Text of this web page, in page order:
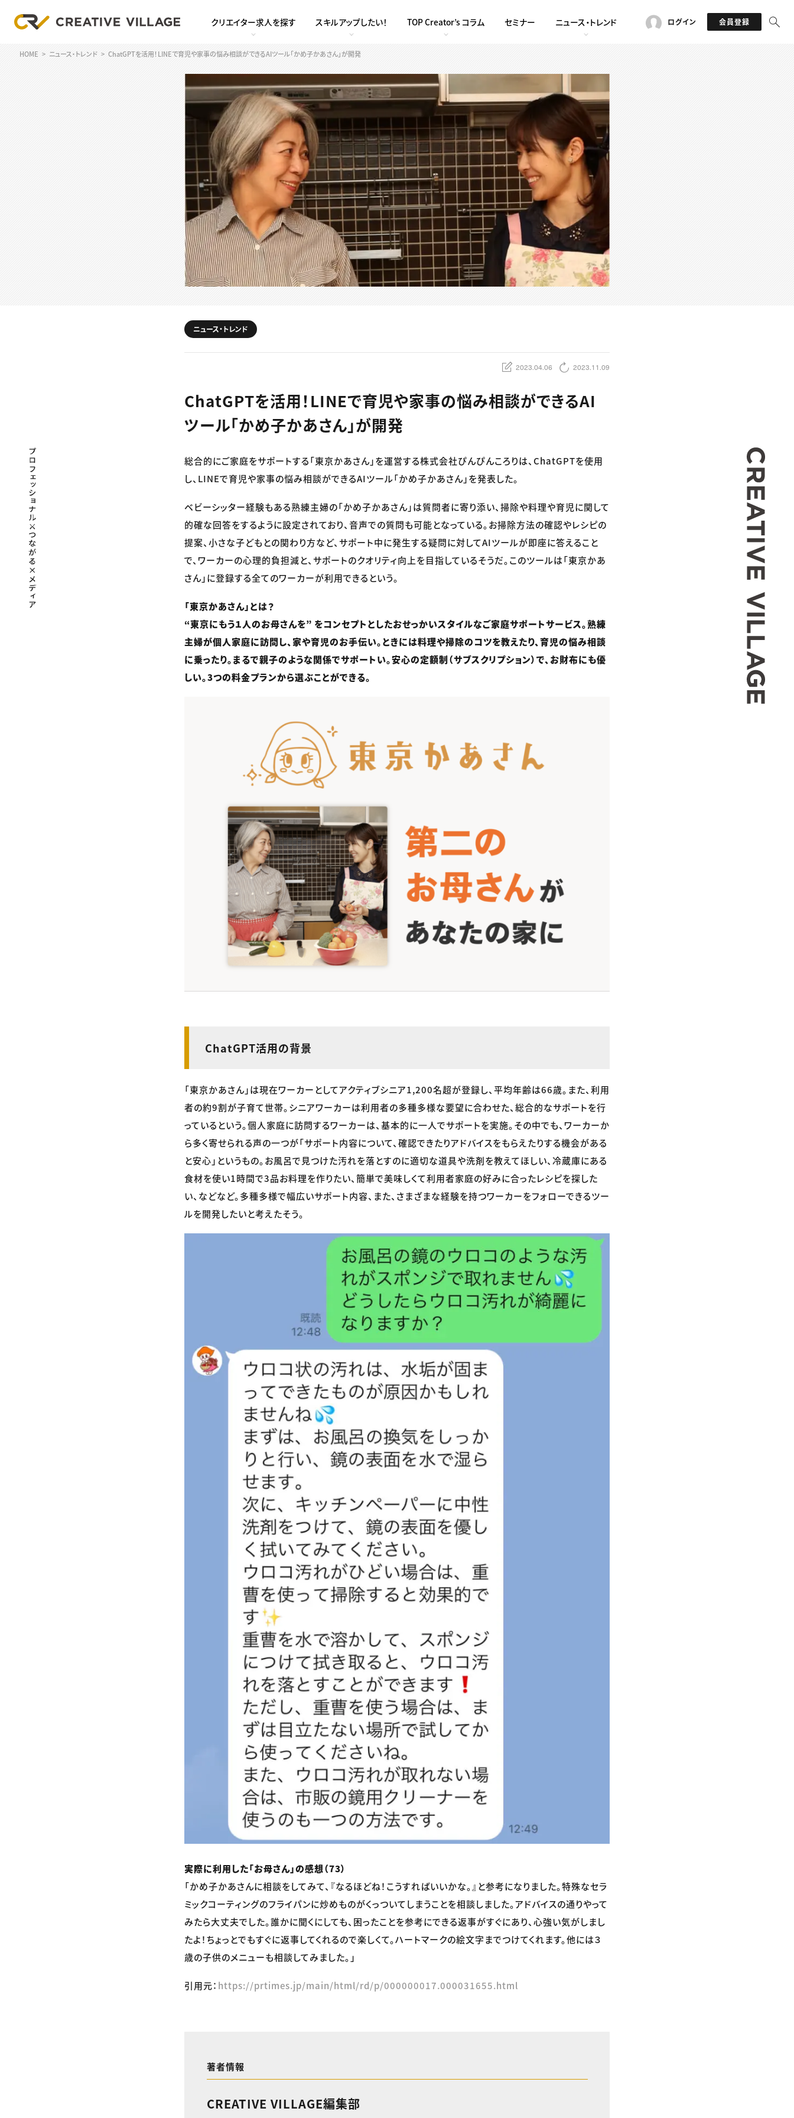
クリエイター求人を探す スキルアップしたい！ TOP Creator’s コラム セミナー ニュース・トレンド ログイン 会員登録
HOME ニュース・トレンド ChatGPTを活用！LINEで育児や家事の悩み相談ができるAIツール「かめ子かあさん」が開発
ニュース・トレンド
2023.04.06 2023.11.09
ChatGPTを活用！LINEで育児や家事の悩み相談ができるAI
ツール「かめ子かあさん」が開発
総合的にご家庭をサポートする「東京かあさん」を運営する株式会社ぴんぴんころりは、ChatGPTを使用
し、LINEで育児や家事の悩み相談ができるAIツール「かめ子かあさん」を発表した。
ベビーシッター経験もある熟練主婦の「かめ子かあさん」は質問者に寄り添い、掃除や料理や育児に関して
的確な回答をするように設定されており、音声での質問も可能となっている。お掃除方法の確認やレシピの
提案、小さな子どもとの関わり方など、サポート中に発生する疑問に対してAIツールが即座に答えること
で、ワーカーの心理的負担減と、サポートのクオリティ向上を目指しているそうだ。このツールは「東京かあ
さん」に登録する全てのワーカーが利用できるという。
「東京かあさん」とは？
“東京にもう１人のお母さんを” をコンセプトとしたおせっかいスタイルなご家庭サポートサービス。熟練
主婦が個人家庭に訪問し、家や育児のお手伝い。ときには料理や掃除のコツを教えたり、育児の悩み相談
に乗ったり。まるで親子のような関係でサポートい。安心の定額制（サブスクリプション）で、お財布にも優
しい。3つの料金プランから選ぶことができる。
ChatGPT活用の背景
「東京かあさん」は現在ワーカーとしてアクティブシニア1,200名超が登録し、平均年齢は66歳。また、利用
者の約9割が子育て世帯。シニアワーカーは利用者の多種多様な要望に合わせた、総合的なサポートを行
っているという。個人家庭に訪問するワーカーは、基本的に一人でサポートを実施。その中でも、ワーカーか
ら多く寄せられる声の一つが「サポート内容について、確認できたりアドバイスをもらえたりする機会がある
と安心」というもの。お風呂で見つけた汚れを落とすのに適切な道具や洗剤を教えてほしい、冷蔵庫にある
食材を使い1時間で3品お料理を作りたい、簡単で美味しくて利用者家庭の好みに合ったレシピを探した
い、などなど。多種多様で幅広いサポート内容、また、さまざまな経験を持つワーカーをフォローできるツー
ルを開発したいと考えたそう。
実際に利用した「お母さん」の感想（73）
「かめ子かあさんに相談をしてみて、『なるほどね！こうすればいいかな。』と参考になりました。特殊なセラ
ミックコーティングのフライパンに炒めものがくっついてしまうことを相談しました。アドバイスの通りやって
みたら大丈夫でした。誰かに聞くにしても、困ったことを参考にできる返事がすぐにあり、心強い気がしまし
たよ！ちょっとでもすぐに返事してくれるので楽しくて。ハートマークの絵文字までつけてくれます。他には３
歳の子供のメニューも相談してみました。」
引用元： https://prtimes.jp/main/html/rd/p/000000017.000031655.html
著者情報
CREATIVE VILLAGE編集部